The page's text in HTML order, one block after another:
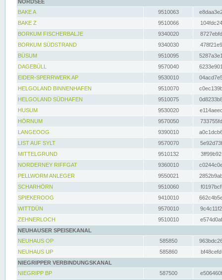
NORDSEE
BAKE A
9510063
BAKE Z
9510066
BORKUM FISCHERBALJE
9340020
BORKUM SÜDSTRAND
9340030
BÜSUM
9510095
DAGEBÜLL
9570040
EIDER-SPERRWERK AP
9530010
HELGOLAND BINNENHAFEN
9510070
HELGOLAND SÜDHAFEN
9510075
HUSUM
9530020
HÖRNUM
9570050
LANGEOOG
9390010
LIST AUF SYLT
9570070
MITTELGRUND
9510132
NORDERNEY RIFFGAT
9360010
PELLWORM ANLEGER
9550021
SCHARHÖRN
9510060
SPIEKEROOG
9410010
WITTDÜN
9570010
ZEHNERLOCH
9510010
NEUHAUSER SPEISEKANAL
NEUHAUS OP
585850
NEUHAUS UP
585860
NIEGRIPPER VERBINDUNGSKANAL
NIEGRIPP BP
587500